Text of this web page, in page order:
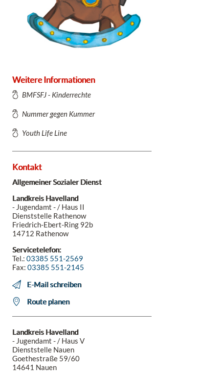
Weitere Informationen
BMFSFJ - Kinderrechte
Nummer gegen Kummer
Youth Life Line
Kontakt
Allgemeiner Sozialer Dienst
Landkreis Havelland
- Jugendamt - / Haus II
Dienststelle Rathenow
Friedrich-Ebert-Ring 92b
14712 Rathenow
Servicetelefon:
Tel.:03385 551-2569
Fax:03385 551-2145
E-Mail schreiben
Route planen
Landkreis Havelland
- Jugendamt - / Haus V
Dienststelle Nauen
Goethestraße 59/60
14641 Nauen